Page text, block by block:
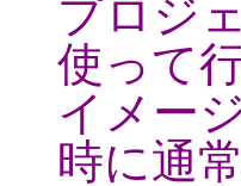
プロジ
使って
イメー
時に通